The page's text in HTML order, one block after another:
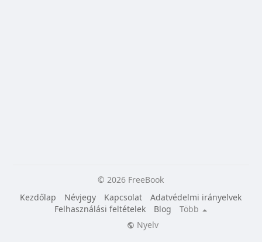
© 2026 FreeBook
Kezdőlap
Névjegy Kapcsolat
Adatvédelmi irányelvek
Felhasználási feltételek
Blog
Több
Nyelv